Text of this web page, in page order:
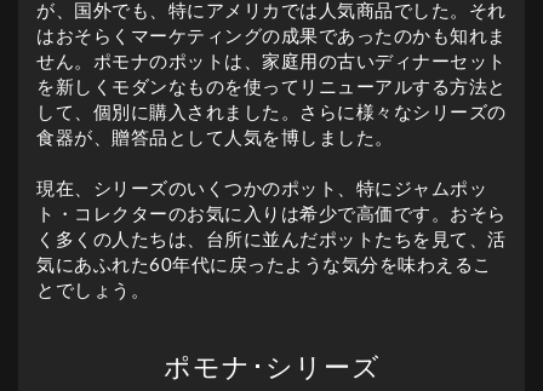
が、国外でも、特にアメリカでは人気商品でした。それ
はおそらくマーケティングの成果であったのかも知れま
せん。ポモナのポットは、家庭用の古いディナーセット
を新しくモダンなものを使ってリニューアルする方法と
して、個別に購入されました。さらに様々なシリーズの
食器が、贈答品として人気を博しました。
現在、シリーズのいくつかのポット、特にジャムポッ
ト・コレクターのお気に入りは希少で高価です。おそら
く多くの人たちは、台所に並んだポットたちを見て、活
気にあふれた60年代に戻ったような気分を味わえるこ
とでしょう。
ポモナ･シリーズ